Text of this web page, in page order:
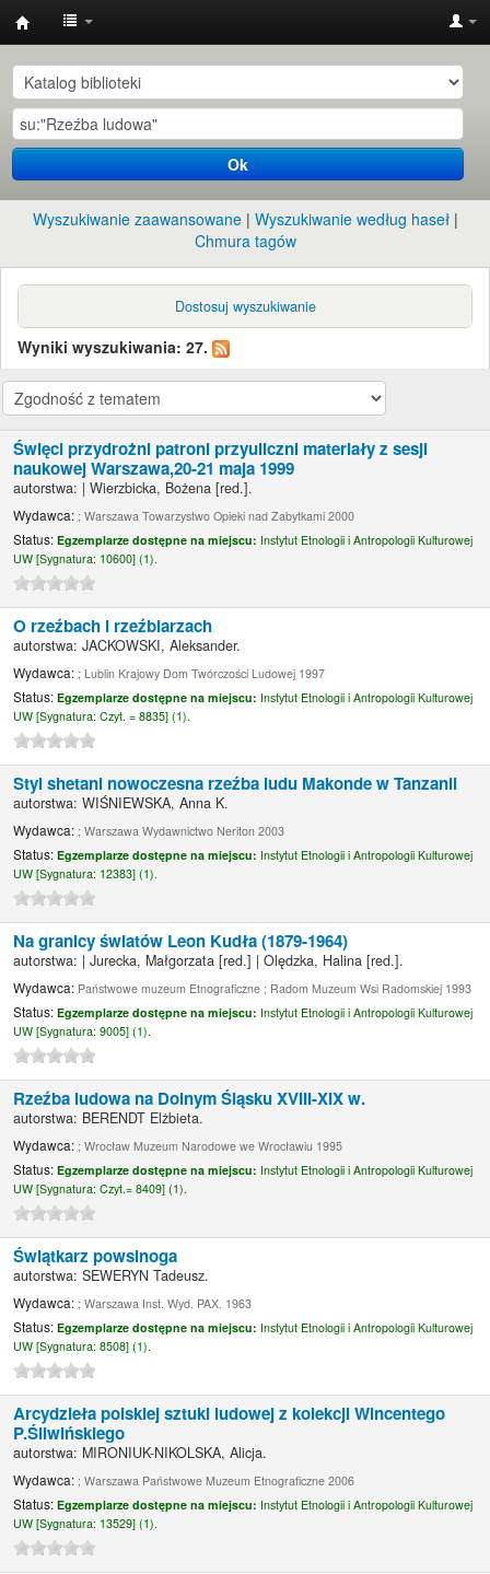
Instytut
Etnologii
i
Antropologii
Kulturowej
UW
Ok
Wyszukiwanie zaawansowane
Wyszukiwanie według haseł
Chmura tagów
Dostosuj wyszukiwanie
Wyniki wyszukiwania: 27.
Święci przydrożni patroni przyuliczni materiały z sesji
naukowej Warszawa,20-21 maja 1999
autorstwa: |Wierzbicka, Bożena [red.].
Wydawca: ; Warszawa Towarzystwo Opieki nad Zabytkami 2000
Status:Egzemplarze dostępne na miejscu: Instytut Etnologii i Antropologii Kulturowej
UW [Sygnatura: 10600] (1).
O rzeźbach i rzeźbiarzach
autorstwa:JACKOWSKI, Aleksander.
Wydawca: ; Lublin Krajowy Dom Twórczości Ludowej 1997
Status:Egzemplarze dostępne na miejscu: Instytut Etnologii i Antropologii Kulturowej
UW [Sygnatura:Czyt. = 8835] (1).
Styl shetani nowoczesna rzeźba ludu Makonde w Tanzanii
autorstwa:WIŚNIEWSKA, Anna K.
Wydawca: ; Warszawa Wydawnictwo Neriton 2003
Status:Egzemplarze dostępne na miejscu: Instytut Etnologii i Antropologii Kulturowej
UW [Sygnatura: 12383] (1).
Na granicy światów Leon Kudła (1879-1964)
autorstwa: |Jurecka, Małgorzata [red.] |Olędzka, Halina [red.].
Wydawca: Państwowe muzeum Etnograficzne ; Radom Muzeum Wsi Radomskiej 1993
Status:Egzemplarze dostępne na miejscu: Instytut Etnologii i Antropologii Kulturowej
UW [Sygnatura:9005] (1).
Rzeźba ludowa na Dolnym Śląsku XVIII-XIX w.
autorstwa: BERENDT Elżbieta.
Wydawca: ; Wrocław Muzeum Narodowe we Wrocławiu 1995
Status:Egzemplarze dostępne na miejscu: Instytut Etnologii i Antropologii Kulturowej
UW [Sygnatura:Czyt.= 8409] (1).
Świątkarz powsinoga
autorstwa:SEWERYN Tadeusz.
Wydawca: ; Warszawa Inst. Wyd. PAX. 1963
Status:Egzemplarze dostępne na miejscu: Instytut Etnologii i Antropologii Kulturowej
UW [Sygnatura:8508] (1).
Arcydzieła polskiej sztuki ludowej z kolekcji Wincentego
P.Śliwińskiego
autorstwa: MIRONIUK-NIKOLSKA, Alicja.
Wydawca: ; Warszawa Państwowe Muzeum Etnograficzne 2006
Status:Egzemplarze dostępne na miejscu: Instytut Etnologii i Antropologii Kulturowej
UW [Sygnatura: 13529] (1).